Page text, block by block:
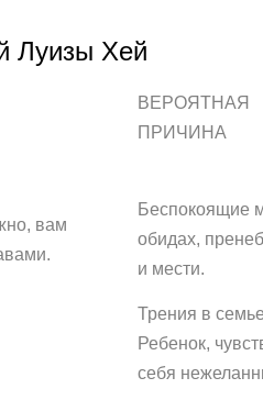
Луизы Хей
ВЕРОЯТНАЯ
ПРИЧИНА
вам
Беспокоящие
обидах,
и мести.
Трения в
Ребенок,
себя